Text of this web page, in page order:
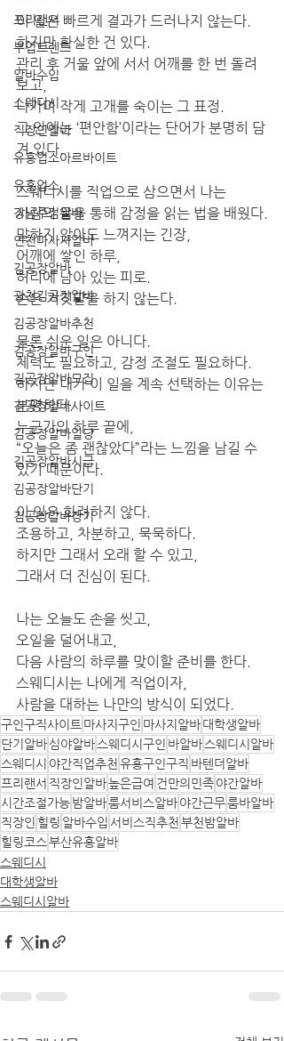
프리랜서
부업트렌드
알바수입
스웨디시
직장인알바
유흥업소아르바이트
유흥업소
강남주점알바
인천마사지알바
김공장알바
광천김공장알바
김공장알바추천
김공장알바구인
김공장알바모집
김공장알바사이트
김공장알바일당
김공장알바시급
김공장알바단기
김공장알바장기
이 일은 빠르게 결과가 드러나지 않는다.
하지만 확실한 건 있다.
관리 후 거울 앞에 서서 어깨를 한 번 돌려
보고,
나가며 작게 고개를 숙이는 그 표정.
그 안에는 ‘편안함’이라는 단어가 분명히 담
겨 있다.
스웨디시를 직업으로 삼으면서 나는
사람의 몸을 통해 감정을 읽는 법을 배웠다.
말하지 않아도 느껴지는 긴장,
어깨에 쌓인 하루,
허리에 남아 있는 피로.
손은 거짓말을 하지 않는다.
물론 쉬운 일은 아니다.
체력도 필요하고, 감정 조절도 필요하다.
하지만 내가 이 일을 계속 선택하는 이유는
분명하다.
누군가의 하루 끝에,
“오늘은 좀 괜찮았다”라는 느낌을 남길 수
있기 때문이다.
이 일은 화려하지 않다.
조용하고, 차분하고, 묵묵하다.
하지만 그래서 오래 할 수 있고,
그래서 더 진심이 된다.
나는 오늘도 손을 씻고,
오일을 덜어내고,
다음 사람의 하루를 맞이할 준비를 한다.
스웨디시는 나에게 직업이자,
사람을 대하는 나만의 방식이 되었다.
구인구직사이트마사지구인 마사지알바대학생알바
단기알바심야알바스웨디시구인 바알바스웨디시알바
스웨디시 야간직업추천유흥구인구직 바텐더알바
프리랜서 직장인알바높은급여 건만의민족야간알바
시간조절가능밤알바룸서비스알바야간근무룸바알바
직장인 힐링 알바수입 서비스직추천부천밤알바
힐링코스부산유흥알바
스웨디시
대학생알바
스웨디시알바